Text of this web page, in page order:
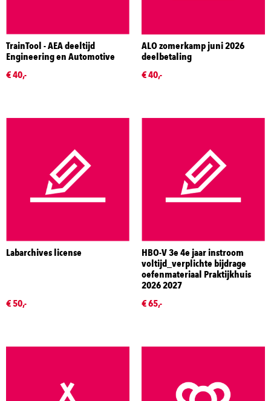
TrainTool - AEA deeltijd
Engineering en Automotive
€ 40,-
ALO zomerkamp juni 2026
deelbetaling
€ 40,-
Labarchives license
€ 50,-
HBO-V 3e 4e jaar instroom
voltijd_verplichte bijdrage
oefenmateriaal Praktijkhuis
2026 2027
€ 65,-